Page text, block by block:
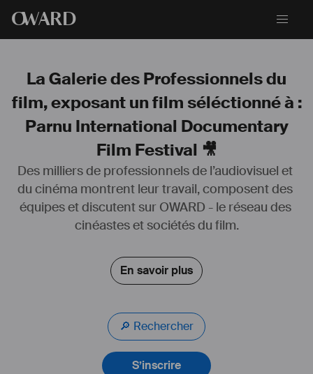
OWARD
La Galerie des Professionnels du
film, exposant un film séléctionné à :
Parnu International Documentary
Film Festival 🎥
Des milliers de professionnels de l’audiovisuel et
du cinéma montrent leur travail, composent des
équipes et discutent sur OWARD - le réseau des
cinéastes et sociétés du film.
En savoir plus
🔎 Rechercher
S’inscrire